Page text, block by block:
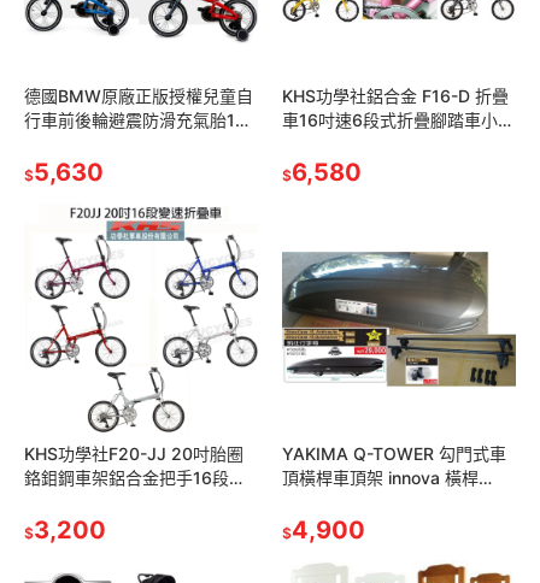
德國BMW原廠正版授權兒童自
行車前後輪避震防滑充氣胎14
鏡、車鈴及輔助輪 紅色藍色雙
色可選
$5,630
KHS功學社鋁合金 F16-D 折疊
車16吋速6段式折疊腳踏車小折
青元鈦 童車 F16D
$6,580
KHS功學社F20-JJ 20吋胎圈
鉻鉬鋼車架鋁合金把手16段變
單車小折 藍色紅色白色紫色灰
$3,200
YAKIMA Q-TOWER 勾門式車
頂橫桿車頂架 innova 橫桿
16s
$4,900